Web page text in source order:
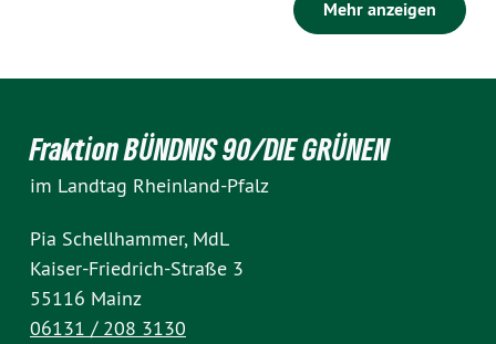
Mehr anzeigen
Fraktion BÜNDNIS 90/DIE GRÜNEN
im Landtag Rheinland-Pfalz
Pia Schellhammer, MdL
Kaiser-Friedrich-Straße 3
55116 Mainz
06131 / 208 3130